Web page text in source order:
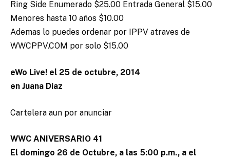
Ring Side Enumerado $25.00 Entrada General $15.00
Menores hasta 10 años $10.00
Ademas lo puedes ordenar por IPPV atraves de
WWCPPV.COM por solo $15.00
eWo Live! el 25 de octubre, 2014
en Juana Diaz
Cartelera aun por anunciar
WWC ANIVERSARIO 41
El domingo 26 de Octubre, a las 5:00 p.m., a el